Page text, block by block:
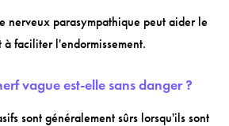
nerveux parasympathique peut aider le
à faciliter l'endormissement.
vague est-elle sans danger ?
sont généralement sûrs lorsqu'ils sont